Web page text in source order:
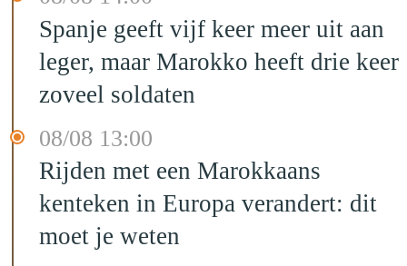
Spanje geeft vijf keer meer uit aan
leger, maar Marokko heeft drie keer
zoveel soldaten
08/08 13:00
Rijden met een Marokkaans
kenteken in Europa verandert: dit
moet je weten